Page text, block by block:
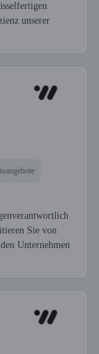
unserer
Sie von
Unternehmen